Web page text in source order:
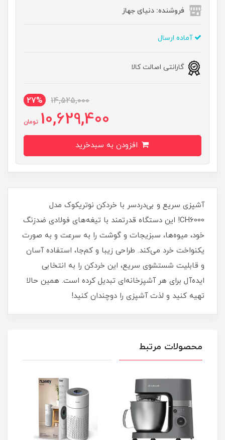
فروشنده: دنیای جهاز
آماده ارسال
گارانتی اصالت کالا
14,525,000
27%
10,629,400 تومان
آشپزی سریع و بی‌دردسر با خردکن نوتریکوک مدل
CH6000! این دستگاه قدرتمند با تیغه‌های فولادی ضدزنگ
خود، میوه‌ها، سبزیجات و گوشت را به سرعت و به صورت
یکنواخت خرد می‌کند. طراحی زیبا و کم‌جا، استفاده آسان
و قابلیت شستشوی سریع، این خردکن را به انتخابی
ایده‌آل برای هر آشپزخانه‌ای تبدیل کرده است. همین حالا
تهیه کنید و لذت آشپزی را دوچندان کنید!
محصولات مرتبط